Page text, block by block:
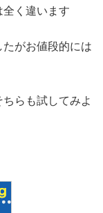
く違います
がお値段的には
らも試してみよ